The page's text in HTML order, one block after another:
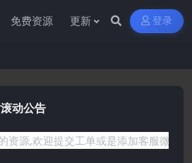
免费资源 更新 登录
动公告
交工单或是添加客服微信:ywb386获取